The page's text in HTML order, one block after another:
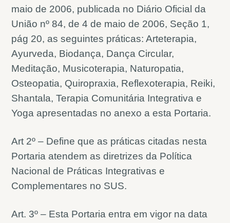
maio de 2006, publicada no Diário Oficial da
União nº 84, de 4 de maio de 2006, Seção 1,
pág 20, as seguintes práticas: Arteterapia,
Ayurveda, Biodança, Dança Circular,
Meditação, Musicoterapia, Naturopatia,
Osteopatia, Quiropraxia, Reflexoterapia, Reiki,
Shantala, Terapia Comunitária Integrativa e
Yoga apresentadas no anexo a esta Portaria.
Art 2º – Define que as práticas citadas nesta
Portaria atendem as diretrizes da Política
Nacional de Práticas Integrativas e
Complementares no SUS.
Art. 3º – Esta Portaria entra em vigor na data